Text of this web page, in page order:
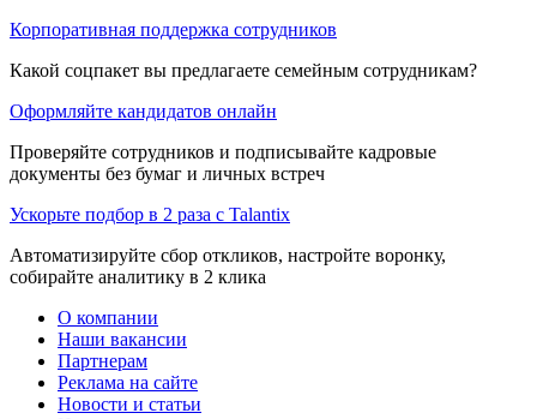
Корпоративная поддержка сотрудников
Какой соцпакет вы предлагаете семейным сотрудникам?
Оформляйте кандидатов онлайн
Проверяйте сотрудников и подписывайте кадровые
документы без бумаг и личных встреч
Ускорьте подбор в 2 раза с Talantix
Автоматизируйте сбор откликов, настройте воронку,
собирайте аналитику в 2 клика
О компании
Наши вакансии
Партнерам
Реклама на сайте
Новости и статьи